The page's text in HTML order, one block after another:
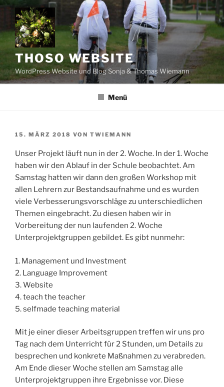
Zum
Inhalt
springen
THOSO WEBSITE
WordPress Website und Blog Sonja & Thomas Wiemann
Menü
VERÖFFENTLICHT
15. MÄRZ 2018 VON TWIEMANN
Unser Projekt läuft nun in der 2. Woche. In der 1. Woche
haben wir den Ablauf in der Schule beobachtet. Am
Samstag hatten wir dann den großen Workshop mit
allen Lehrern zur Bestandsaufnahme und es wurden
viele Verbesserungsvorschläge zu unterschiedlichen
Themen eingebracht. Zu diesen haben wir in
Vorbereitung der nun laufenden 2. Woche
Unterprojektgruppen gebildet. Es gibt nunmehr:
1. Management und Investment
2. Language Improvement
3. Website
4. teach the teacher
5. selfmade teaching material
Mit je einer dieser Arbeitsgruppen treffen wir uns pro
Tag nach dem Unterricht für 2 Stunden, um Details zu
besprechen und konkrete Maßnahmen zu verabreden.
Am Ende dieser Woche stellen am Samstag alle
Unterprojektgruppen ihre Ergebnisse vor. Diese